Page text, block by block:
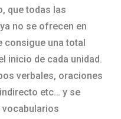
que todas las
no se ofrecen en
consigue una total
inicio de cada unidad.
verbales, oraciones
etc… y se